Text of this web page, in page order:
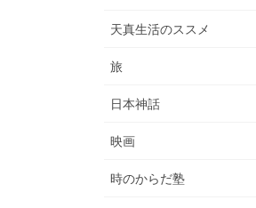
天真生活のススメ
旅
日本神話
映画
時のからだ塾